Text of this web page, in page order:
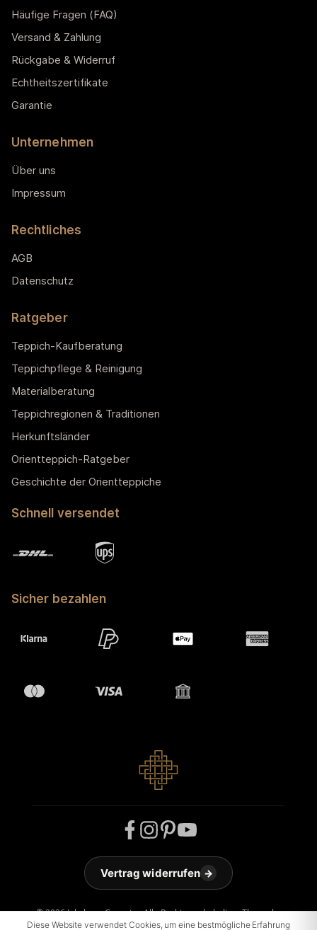
Häufige Fragen (FAQ)
Versand & Zahlung
Rückgabe & Widerruf
Echtheitszertifikate
Garantie
Unternehmen
Über uns
Impressum
Rechtliches
AGB
Datenschutz
Ratgeber
Teppich-Kaufberatung
Teppichpflege & Reinigung
Materialberatung
Teppichregionen & Traditionen
Herkunftsländer
Orientteppich-Ratgeber
Geschichte der Orientteppiche
Schnell versendet
Sicher bezahlen
© 2026 Jakobson Carpets - Alle Rechte vorbehalten. Theme by
ThemeWare®
Vertrag widerrufen →
Diese Website verwendet Cookies, um eine bestmögliche Erfahrung